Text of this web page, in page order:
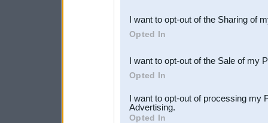
Downstream Participants
third parties.
I want to opt-out of the Sharing of
Opted In
I want to opt-out of the Sale of my
Opted In
I want to opt-out of processing my
Advertising.
Opted In